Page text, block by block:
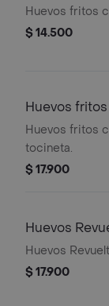
queso.
Huevos fritos
$ 14.500
Huevos
Huevos fritos
tocineta.
$ 17.900
Huevos
queso.
Huevos
$ 17.900